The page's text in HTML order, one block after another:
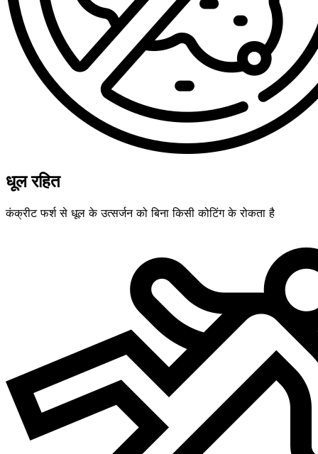
धूल रहित
कंक्रीट फर्श से धूल के उत्सर्जन को बिना किसी कोटिंग के रोकता है